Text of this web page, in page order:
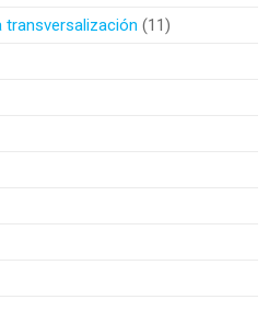
transversalización
11